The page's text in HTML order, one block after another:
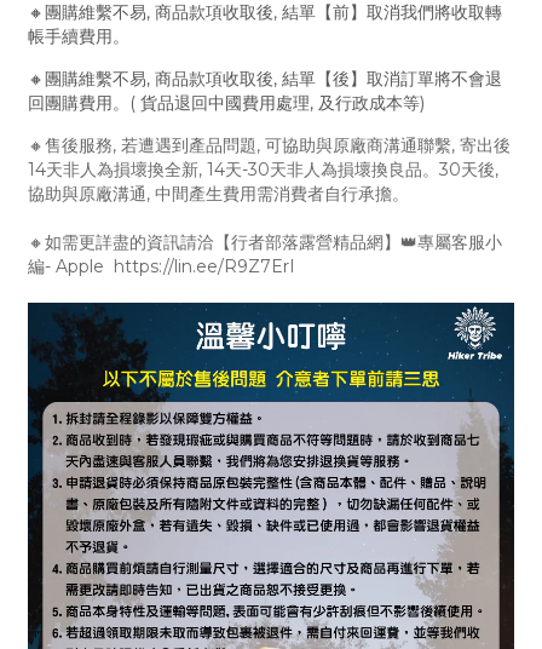
🔸團購維繫不易, 商品款項收取後, 結單【前】取消我們將收取轉
帳手續費用。
🔸團購維繫不易, 商品款項收取後, 結單【後】取消訂單將不會退
回團購費用。( 貨品退回中國費用處理, 及行政成本等)
🔸售後服務, 若遭遇到產品問題, 可協助與原廠商溝通聯繫, 寄出後
14天非人為損壞換全新, 14天-30天非人為損壞換良品。30天後,
協助與原廠溝通, 中間產生費用需消費者自行承擔。
🔸如需更詳盡的資訊請洽【行者部落露營精品網】👑專屬客服小
編- Apple https://lin.ee/R9Z7ErI